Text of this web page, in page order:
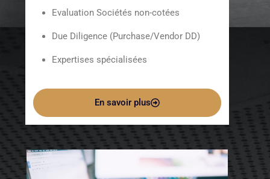
Evaluation Sociétés non-cotées
Due Diligence (Purchase/Vendor DD)
Expertises spécialisées
En savoir plus